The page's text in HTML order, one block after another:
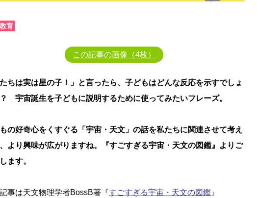
育
この記事の画像（4枚）
たちは実は星の子！」と言ったら、子どもはどんな反応を示すでしょ
宇宙誕生を子どもに説明するために使ってみたいフレーズ。
の好奇心をくすぐる「宇宙・天文」の話を私たちに関連させて考え
より興味が広がりますね。『すごすぎる宇宙・天文の図鑑』よりご
ます。
事は天文物理学者BossB著『すごすぎる宇宙・天文の図鑑 』